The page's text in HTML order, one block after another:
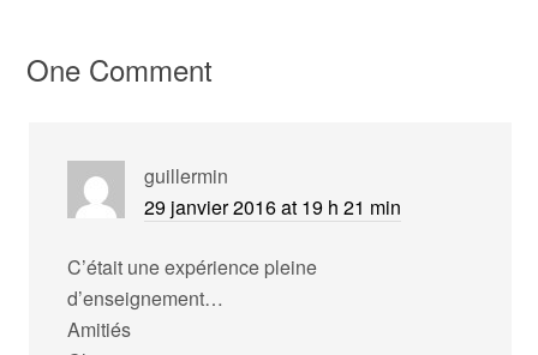
One Comment
guillermin
29 janvier 2016 at 19 h 21 min
C’était une expérience pleine
d’enseignement…
Amitiés